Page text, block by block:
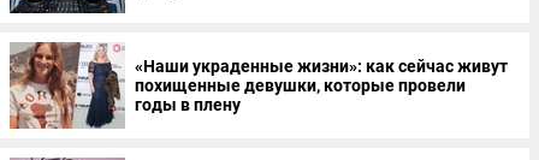
«Наши украденные жизни»: как сейчас живут
похищенные девушки, которые провели
годы в плену